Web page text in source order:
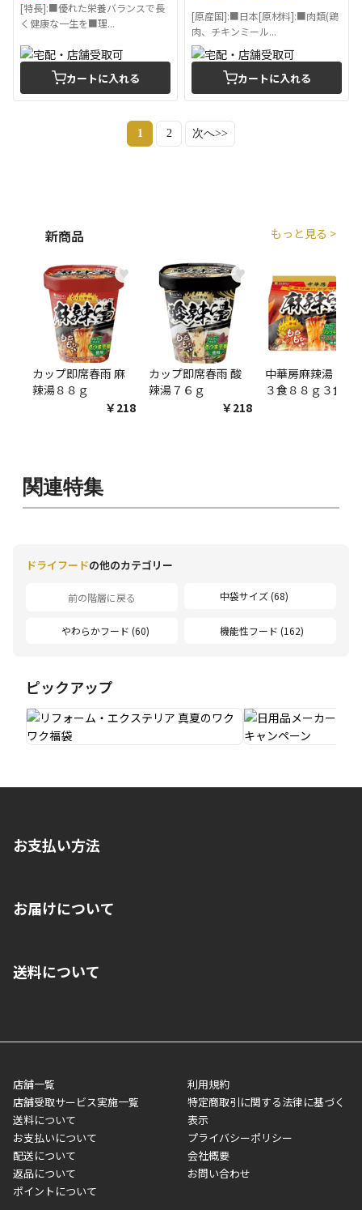
[特長]:■優れた栄養バランスで長
く健康な一生を■理...
カートに入れる
[原産国]:■日本[原材料]:■肉類(鶏
肉、チキンミール...
カートに入れる
1 2 次へ>>
新商品 もっと見る >
♥
カップ即席春雨 麻
辣湯８８ｇ
￥218
♥
カップ即席春雨 酸
辣湯７６ｇ
￥218
中華房麻辣湯 袋麺
３食８８ｇ３食
関連特集
ドライフードの他のカテゴリー
前の階層に戻る 中袋サイズ (68)
やわらかフード (60) 機能性フード (162)
ピックアップ
お支払い方法
いいただくことはできません。ご了承ください。
■代金引換(代引)※手数料がかかります
■商品によっては一部決済方法が使用できない場合がございま
す。
お届けについて
ご注文が確認出来次第、1～4営業日に発送いたします。「お取り
業日にてお引渡しとなります。(離島などの場合、例外もあります)
メーカー直送品など一部商品については、その他商品との購入に
制限がかかる場合がございます。また発送日についても、通常と
異なる場合がございます。対象商品の説明ページをご確認くださ
い。
■店舗受取をご選択いただいた場合
ご注文が確認出来次第、お受取される店舗在庫を使用してご準備
をさせていただきます。店舗に在庫がない場合は店舗よりお取り
送料について
店舗一覧
店舗受取サービス実施一覧
送料について
お支払いについて
配送について
返品について
ポイントについて
利用規約
特定商取引に関する法律に基づく
表示
プライバシーポリシー
会社概要
お問い合わせ